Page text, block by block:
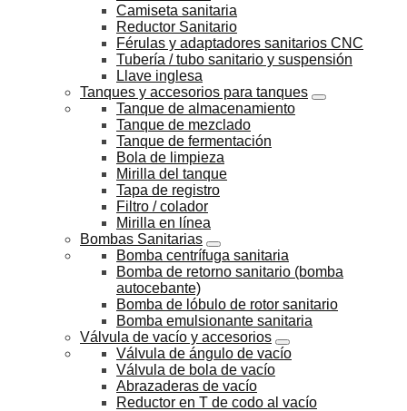
Camiseta sanitaria
Reductor Sanitario
Férulas y adaptadores sanitarios CNC
Tubería / tubo sanitario y suspensión
Llave inglesa
Tanques y accesorios para tanques
Tanque de almacenamiento
Tanque de mezclado
Tanque de fermentación
Bola de limpieza
Mirilla del tanque
Tapa de registro
Filtro / colador
Mirilla en línea
Bombas Sanitarias
Bomba centrífuga sanitaria
Bomba de retorno sanitario (bomba
autocebante)
Bomba de lóbulo de rotor sanitario
Bomba emulsionante sanitaria
Válvula de vacío y accesorios
Válvula de ángulo de vacío
Válvula de bola de vacío
Abrazaderas de vacío
Reductor en T de codo al vacío